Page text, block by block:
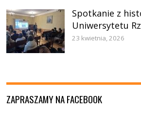
Spotkanie z
Uniwersytetu
23 kwietnia, 2026
ZAPRASZAMY NA FACEBOOK